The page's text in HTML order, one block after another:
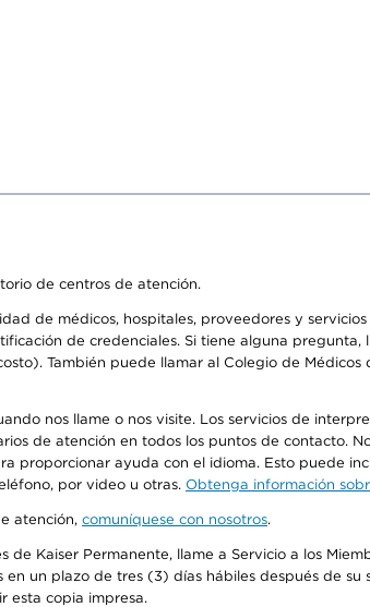
de centros de atención.
de médicos, hospitales, proveedores y
de credenciales. Si tiene alguna
También puede llamar al Colegio de
nos llame o nos visite. Los servicios de
de atención en todos los puntos de contacto.
proporcionar ayuda con el idioma. Esto puede
por video u otras. Obtenga información
atención, comuníquese con nosotros.
Kaiser Permanente, llame a Servicio a los
un plazo de tres (3) días hábiles después de
esta copia impresa.